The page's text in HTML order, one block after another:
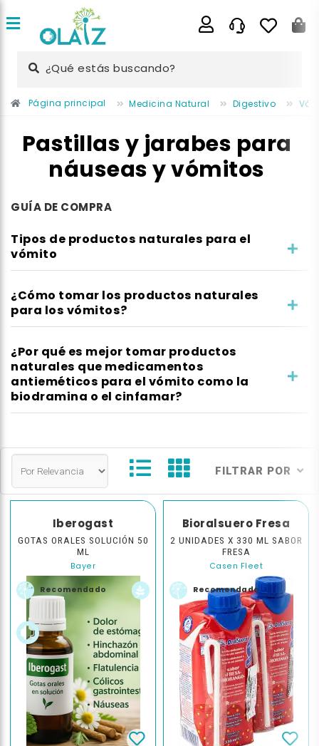
¿Qué estás buscando?
Página principal Medicina Natural Digestivo
Pastillas y jarabes para
náuseas y vómitos
GUÍA DE COMPRA
Tipos de productos naturales para el
vómito
¿Cómo tomar los productos naturales
para los vómitos?
¿Por qué es mejor tomar productos
naturales que medicamentos
antieméticos para el vómito como la
biodramina o el cinfamar?
FILTRAR POR
Iberogast
GOTAS ORALES SOLUCIÓN 50
ML
Bayer
Recomendado
Bioralsuero Fresa
2 UNIDADES X 330 ML SABOR
FRESA
Casen Fleet
Recomendado